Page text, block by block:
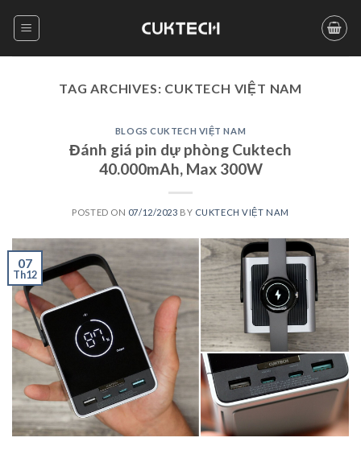
TAG ARCHIVES: CUKTECH VIỆT NAM
BLOGS CUKTECH VIỆT NAM
Đánh giá pin dự phòng Cuktech
40.000mAh, Max 300W
POSTED ON 07/12/2023 BY CUKTECH VIỆT NAM
07
Th12